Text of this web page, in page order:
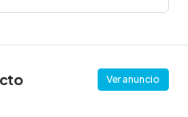
Ver anuncio